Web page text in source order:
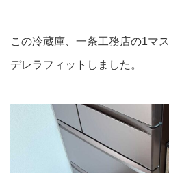
この冷蔵庫、一条工務店の1マ
デレラフィットしました。